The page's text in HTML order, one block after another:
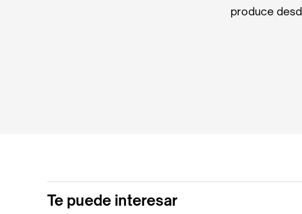
produce
Te puede interesar